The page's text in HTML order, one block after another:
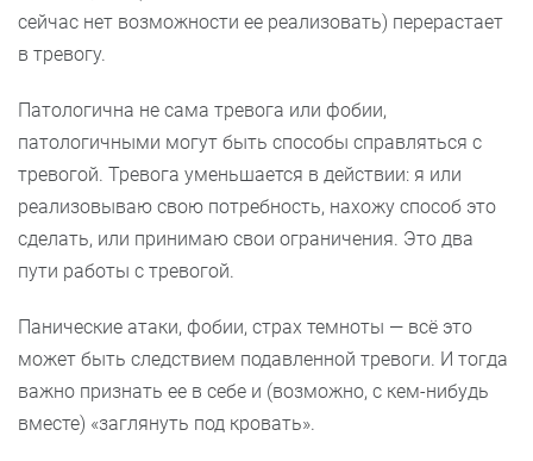
сейчас нет возможности ее реализовать) перерастает
в тревогу.
Патологична не сама тревога или фобии,
патологичными могут быть способы справляться с
тревогой. Тревога уменьшается в действии: я или
реализовываю свою потребность, нахожу способ это
сделать, или принимаю свои ограничения. Это два
пути работы с тревогой.
Панические атаки, фобии, страх темноты — всё это
может быть следствием подавленной тревоги. И тогда
важно признать ее в себе и (возможно, с кем-нибудь
вместе) «заглянуть под кровать».